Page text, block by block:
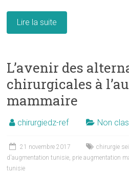
Lire la suite
L’avenir des
chirurgicales à
mammaire
chirurgiedz-ref Non
21 novembre 2017 chirurgie
d'augmentation tunisie prie augmentation
tunisie